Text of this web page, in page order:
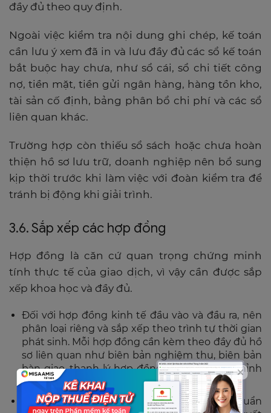
đầy đủ theo quy định.
Ngoài việc kiểm tra nội dung ghi chép, kế toán
cần lưu ý xem đã in và lưu đầy đủ các sổ kế toán
bắt buộc hay chưa, như sổ cái, sổ chi tiết công
nợ, tiền mặt, tiền gửi ngân hàng, hàng tồn kho,
tài sản cố định, bảng phân bổ chi phí và các sổ
liên quan khác.
Trường hợp còn thiếu sổ sách hoặc chưa hoàn
thiện hồ sơ lưu trữ, doanh nghiệp nên bổ sung
kịp thời trước khi làm việc với đoàn kiểm tra để
tránh bị động khi giải trình.
3.6. Sắp xếp các hợp đồng
Hợp đồng là căn cứ quan trọng chứng minh
tính thực tế của giao dịch, vì vậy cần được sắp
xếp khoa học và đầy đủ.
Đối với hợp đồng kinh tế đầu vào và đầu ra, nên
phân loại riêng và sắp xếp theo trình tự thời gian
phát sinh. Mỗi hợp đồng cần kèm theo đầy đủ hồ
sơ liên quan như biên bản nghiệm thu, biên bản
bàn giao, thanh lý hợp đồng, phụ lục điều chỉnh
và chứng từ thanh toán.
Đối với hồ sơ lao động, doanh nghiệp cần chuẩn